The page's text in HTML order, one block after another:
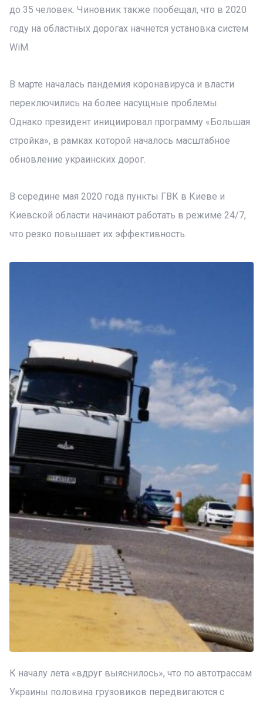
до 35 человек. Чиновник также пообещал, что в 2020
году на областных дорогах начнется установка систем
WiM.
В марте началась пандемия коронавируса и власти
переключились на более насущные проблемы.
Однако президент инициировал программу «Большая
стройка», в рамках которой началось масштабное
обновление украинских дорог.
В середине мая 2020 года пункты ГВК в Киеве и
Киевской области начинают работать в режиме 24/7,
что резко повышает их эффективность.
К началу лета «вдруг выяснилось», что по автотрассам
Украины половина грузовиков передвигаются с